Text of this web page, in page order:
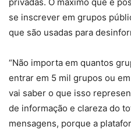
se inscrever em grupos
que são usadas para
“Não importa em quantos
entrar em 5 mil grupos ou
vai saber o que isso
de informação e clareza do
mensagens, porque a